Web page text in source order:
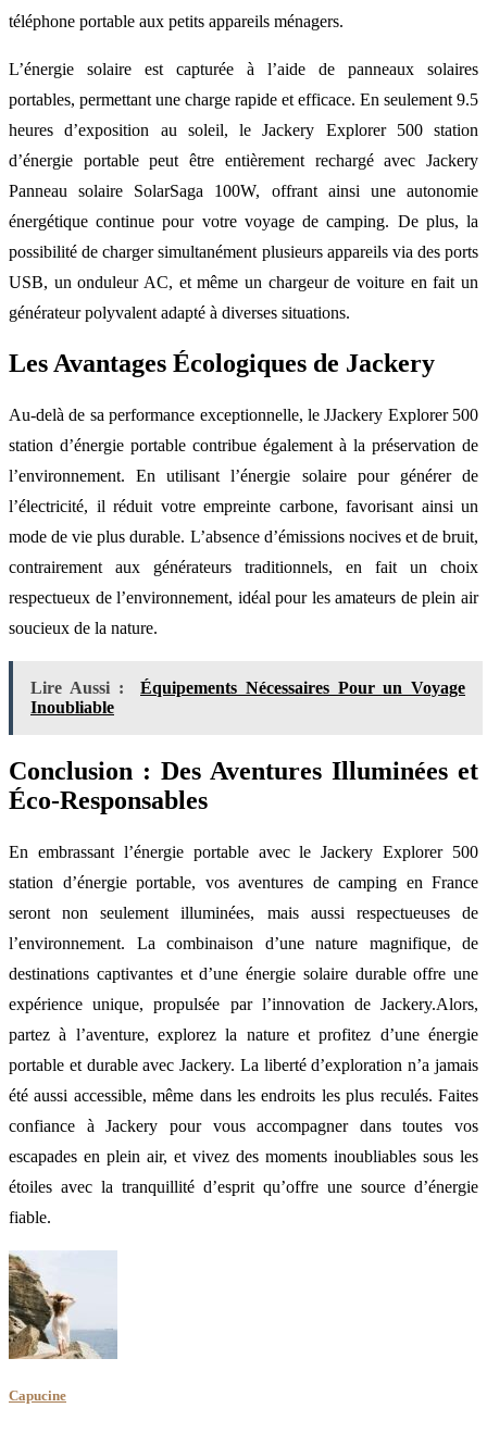
téléphone portable aux petits appareils ménagers.
L’énergie solaire est capturée à l’aide de panneaux solaires
portables, permettant une charge rapide et efficace. En seulement 9.5
heures d’exposition au soleil, le Jackery Explorer 500 station
d’énergie portable peut être entièrement rechargé avec Jackery
Panneau solaire SolarSaga 100W, offrant ainsi une autonomie
énergétique continue pour votre voyage de camping. De plus, la
possibilité de charger simultanément plusieurs appareils via des ports
USB, un onduleur AC, et même un chargeur de voiture en fait un
générateur polyvalent adapté à diverses situations.
Les Avantages Écologiques de Jackery
Au-delà de sa performance exceptionnelle, le JJackery Explorer 500
station d’énergie portable contribue également à la préservation de
l’environnement. En utilisant l’énergie solaire pour générer de
l’électricité, il réduit votre empreinte carbone, favorisant ainsi un
mode de vie plus durable. L’absence d’émissions nocives et de bruit,
contrairement aux générateurs traditionnels, en fait un choix
respectueux de l’environnement, idéal pour les amateurs de plein air
soucieux de la nature.
Lire Aussi :
Équipements Nécessaires Pour un Voyage
Inoubliable
Conclusion : Des Aventures Illuminées et
Éco-Responsables
En embrassant l’énergie portable avec le Jackery Explorer 500
station d’énergie portable, vos aventures de camping en France
seront non seulement illuminées, mais aussi respectueuses de
l’environnement. La combinaison d’une nature magnifique, de
destinations captivantes et d’une énergie solaire durable offre une
expérience unique, propulsée par l’innovation de Jackery.Alors,
partez à l’aventure, explorez la nature et profitez d’une énergie
portable et durable avec Jackery. La liberté d’exploration n’a jamais
été aussi accessible, même dans les endroits les plus reculés. Faites
confiance à Jackery pour vous accompagner dans toutes vos
escapades en plein air, et vivez des moments inoubliables sous les
étoiles avec la tranquillité d’esprit qu’offre une source d’énergie
fiable.
Capucine